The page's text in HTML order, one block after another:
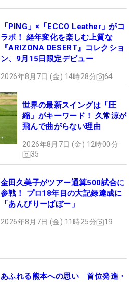
「PING」×「ECCO Leather」がコ
ラボ！ 経年変化を楽しむ上質な
『ARIZONA DESERT』コレクショ
ン、9月15日限定デビュー
2026年8月7日 (金) 14時28分 64
世界の最新スイングは「圧
縮」がキーワード！ 久常涼が
飛んで曲がらない理由
2026年8月7日 (金) 12時00分
35
金田久美子がツアー通算500試合に
参戦！ プロ18年目の大記録達成に
「あんびりーばぼー」
2026年8月7日 (金) 11時25分 19
あふれる熊本への思い 首位発進・